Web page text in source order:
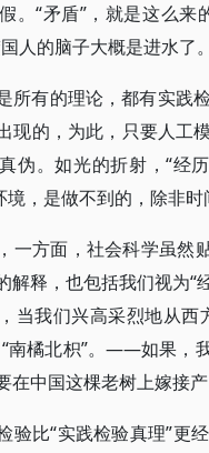
。“矛盾”，就是这么
人的脑子大概是进水了。
所有的理论，都有实践
现的，为此，只要人工
伪。如光的折射，“经
境，是做不到的，除非时
一方面，社会科学虽
解释，也包括我们视为“
当我们兴高采烈地从西
南橘北枳”。——如果，
在中国这棵老树上嫁接
验比“实践检验真理”